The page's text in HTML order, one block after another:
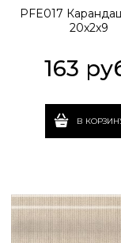
PFE017
20x2x9
163
В